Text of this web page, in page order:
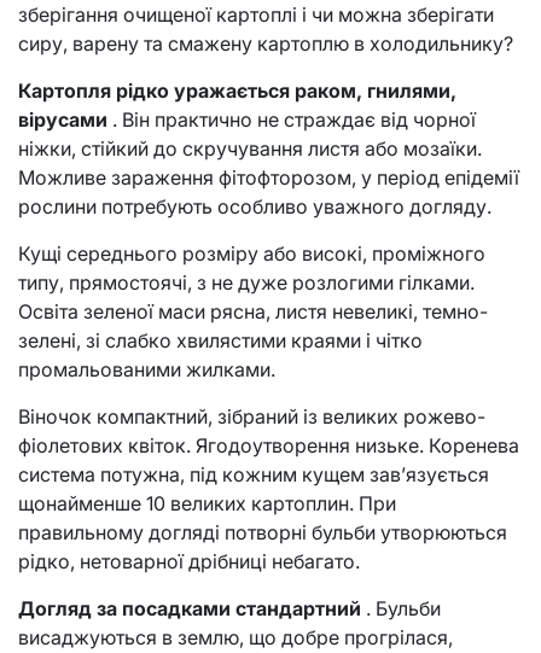
зберігання очищеної картоплі і чи можна зберігати
сиру, варену та смажену картоплю в холодильнику?
Картопля рідко уражається раком, гнилями,
вірусами . Він практично не страждає від чорної
ніжки, стійкий до скручування листя або мозаїки.
Можливе зараження фітофторозом, у період епідемії
рослини потребують особливо уважного догляду.
Кущі середнього розміру або високі, проміжного
типу, прямостоячі, з не дуже розлогими гілками.
Освіта зеленої маси рясна, листя невеликі, темно-
зелені, зі слабко хвилястими краями і чітко
промальованими жилками.
Віночок компактний, зібраний із великих рожево-
фіолетових квіток. Ягодоутворення низьке. Коренева
система потужна, під кожним кущем зав’язується
щонайменше 10 великих картоплин. При
правильному догляді потворні бульби утворюються
рідко, нетоварної дрібниці небагато.
Догляд за посадками стандартний . Бульби
висаджуються в землю, що добре прогрілася,